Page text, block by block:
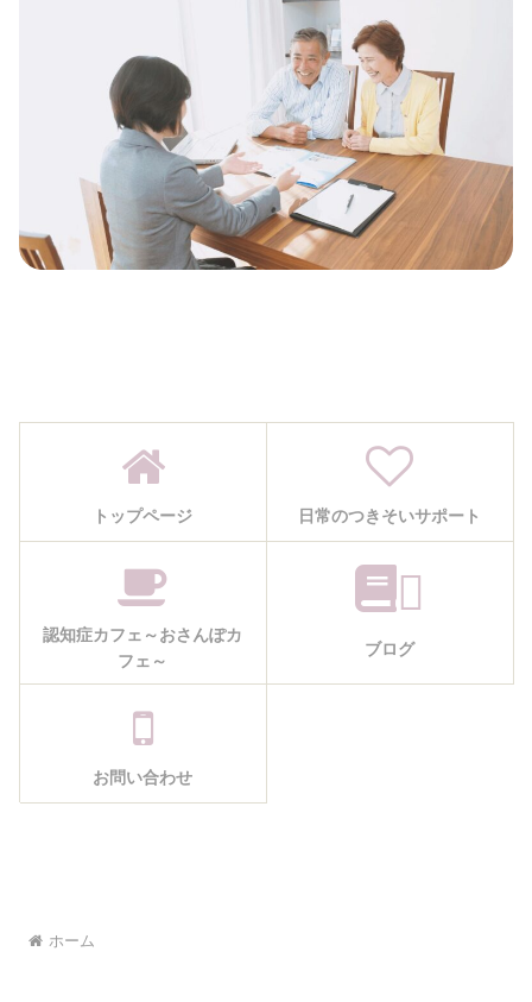
トップページ 日常のつきそいサポート
認知症カフェ～おさんぽカ
フェ～
ブログ
お問い合わせ
ホーム